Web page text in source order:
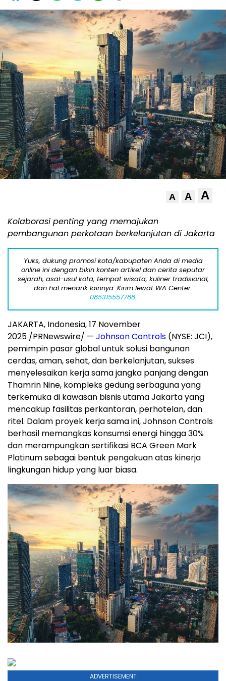
A A A
Kolaborasi penting yang memajukan
pembangunan perkotaan berkelanjutan di Jakarta
Yuks, dukung promosi kota/kabupaten Anda di media
online ini dengan bikin konten artikel dan cerita seputar
sejarah, asal-usul kota, tempat wisata, kuliner tradisional,
dan hal menarik lainnya. Kirim lewat WA Center:
085315557788.
JAKARTA, Indonesia, 17 November
2025 /PRNewswire/ — Johnson Controls (NYSE: JCI),
pemimpin pasar global untuk solusi bangunan
cerdas, aman, sehat, dan berkelanjutan, sukses
menyelesaikan kerja sama jangka panjang dengan
Thamrin Nine, kompleks gedung serbaguna yang
terkemuka di kawasan bisnis utamaJakartayang
mencakup fasilitas perkantoran, perhotelan, dan
ritel. Dalam proyek kerja sama ini, Johnson Controls
berhasil memangkas konsumsi energi hingga 30%
dan merampungkan sertifikasi BCA Green Mark
Platinum sebagai bentuk pengakuan atas kinerja
lingkungan hidup yang luar biasa.
ADVERTISEMENT